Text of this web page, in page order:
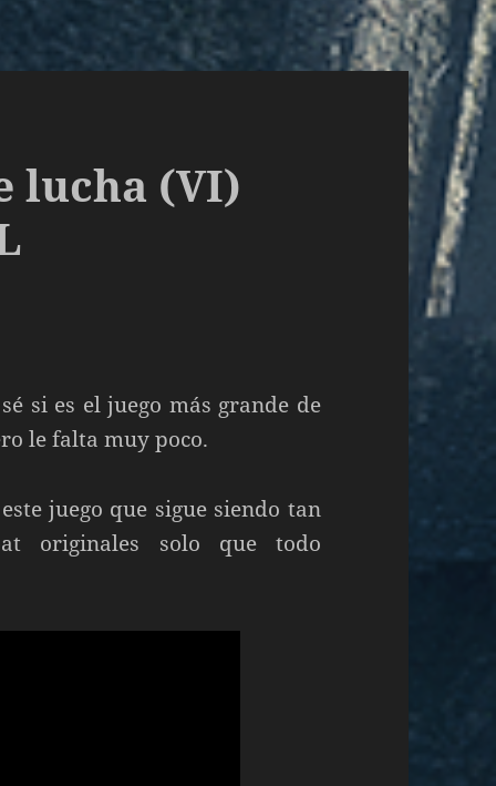
lucha (VI)
si es el juego más grande de
le falta muy poco.
juego que sigue siendo tan
originales solo que todo